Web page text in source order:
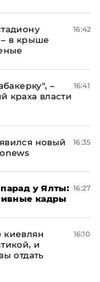
в крыше
16:42
–
краха власти
16:41
новый
16:35
у Ялты:
кадры
16:27
киевлян
и
отдать
16:10